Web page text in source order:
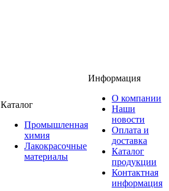
Каталог
Промышленная
химия
Лакокрасочные
материалы
Информация
О компании
Наши
новости
Оплата и
доставка
Каталог
продукции
Контактная
информация